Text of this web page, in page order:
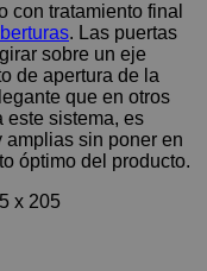
con tratamiento final
. Las puertas
sobre un eje
de apertura de la
que en otros
este sistema, es
amplias sin poner en
óptimo del producto.
x 205